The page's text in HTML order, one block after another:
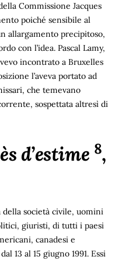
Commissione Jacques
poiché sensibile al
allargamento precipitoso,
con l’idea. Pascal Lamy,
incontrato a Bruxelles
l’aveva portato ad
che temevano
sospettata altresì di
d’estime 8,
della società civile, uomini
giuristi, di tutti i paesi
canadesi e
13 al 15 giugno 1991. Essi